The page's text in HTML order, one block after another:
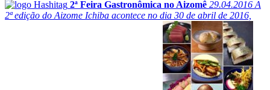
2ª Feira Gastronômica no Aizomê 29.04.2016 A
2ª edição do Aizome Ichiba acontece no dia 30 de abril de 2016,